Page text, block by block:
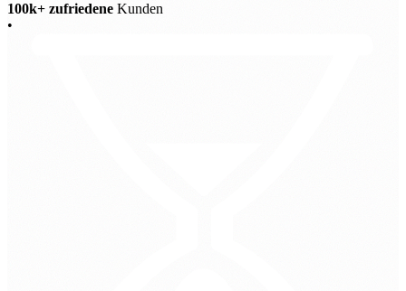
100k+ zufriedene Kunden
•